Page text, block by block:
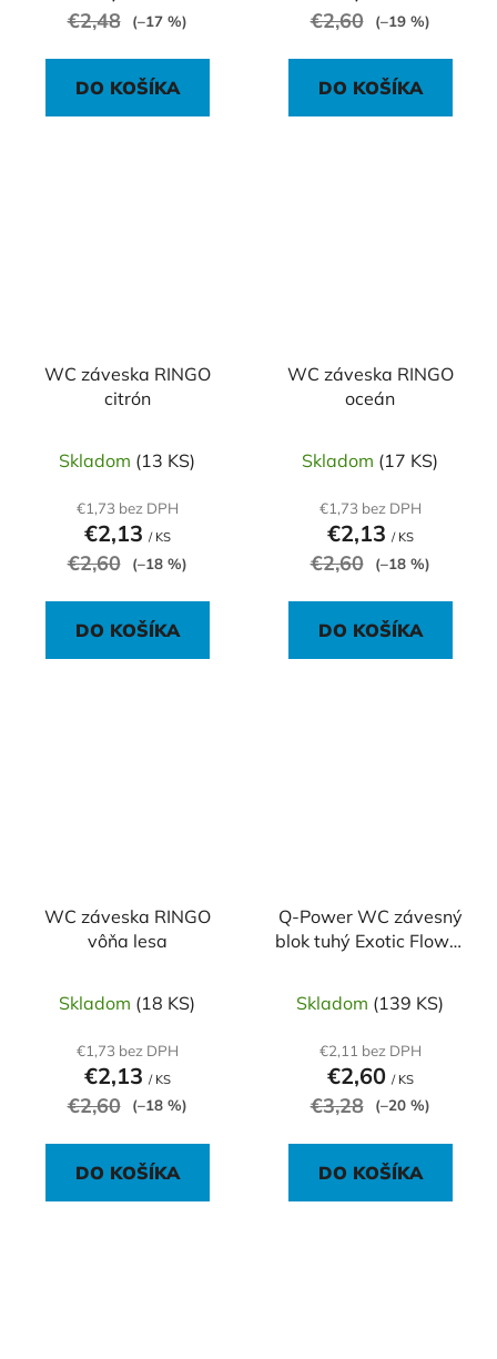
€2,48 (–17 %)
DO KOŠÍKA
€2,60 (–19 %)
DO KOŠÍKA
WC záveska RINGO
citrón
Skladom (13 KS)
€1,73 bez DPH
€2,13 / KS
€2,60 (–18 %)
DO KOŠÍKA
WC záveska RINGO
oceán
Skladom (17 KS)
€1,73 bez DPH
€2,13 / KS
€2,60 (–18 %)
DO KOŠÍKA
WC záveska RINGO
vôňa lesa
Skladom (18 KS)
€1,73 bez DPH
€2,13 / KS
€2,60 (–18 %)
DO KOŠÍKA
Q-Power WC závesný
blok tuhý Exotic Flower
Skladom (139 KS)
€2,11 bez DPH
€2,60 / KS
€3,28 (–20 %)
DO KOŠÍKA